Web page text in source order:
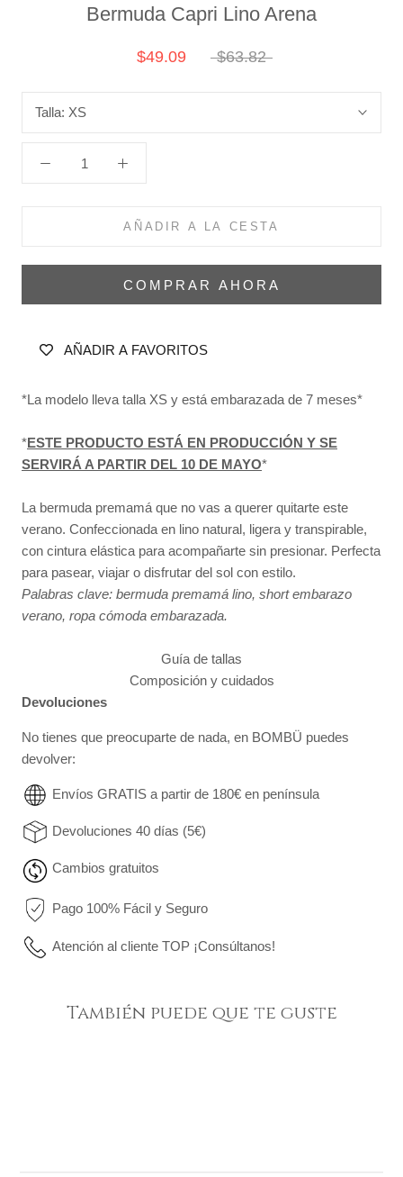
Bermuda Capri Lino Arena
$49.09 $63.82
Talla: XS
AÑADIR A LA CESTA
COMPRAR AHORA
AÑADIR A FAVORITOS
*La modelo lleva talla XS y está embarazada de 7 meses*
*ESTE PRODUCTO ESTÁ EN PRODUCCIÓN Y SE
SERVIRÁ A PARTIR DEL 10 DE MAYO*
La bermuda premamá que no vas a querer quitarte este
verano. Confeccionada en lino natural, ligera y transpirable,
con cintura elástica para acompañarte sin presionar. Perfecta
para pasear, viajar o disfrutar del sol con estilo.
Palabras clave: bermuda premamá lino, short embarazo
verano, ropa cómoda embarazada.
Guía de tallas
Composición y cuidados
Devoluciones
No tienes que preocuparte de nada, en BOMBÜ puedes
devolver:
Envíos GRATIS a partir de 180€ en península
Devoluciones 40 días (5€)
Cambios gratuitos
Pago 100% Fácil y Seguro
Atención al cliente TOP ¡Consúltanos!
También puede que te guste